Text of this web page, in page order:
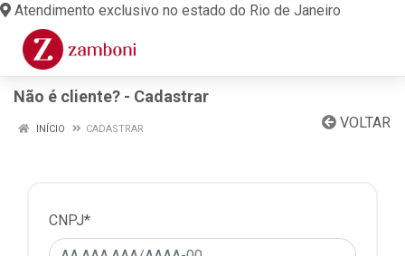
Atendimento exclusivo no estado do Rio de Janeiro
Não é cliente? - Cadastrar
VOLTAR
INÍCIO CADASTRAR
CNPJ*